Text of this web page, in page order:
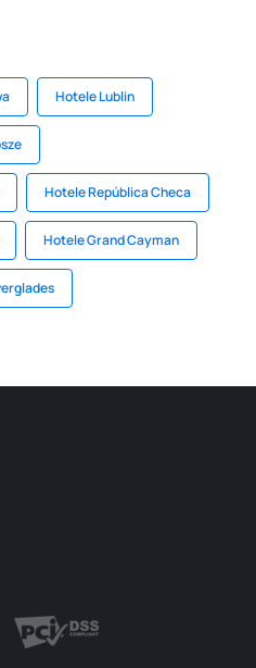
Hotele Lublin
Hotele República Checa
Hotele Grand Cayman